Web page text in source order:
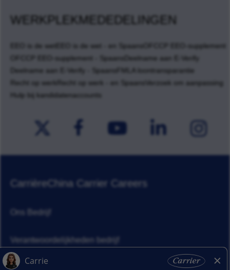
WERKPLEKMEDEDELINGEN
EEO is de wet EEO is de wet - en Spaans
OFCCP EEO-supplement
OFCCP EEO-supplement - Spaans
Deelname aan E-Verify
Deelname aan E-Verify - Spaans
FMLA loontransparantie
Recht op werk
Recht op werk - en Spaans
Verzoek om aanpassing
Hulp bij kandidatenaccounts
CarrièreChina Carrier Careers
Ons Bedrijf
Verantwoordelijkheden bedrijf
Nieuws